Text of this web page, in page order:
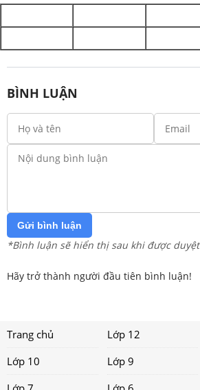
BÌNH LUẬN
Gửi bình luận
*Bình luận sẽ hiển thị sau khi được duyệt
Hãy trở thành người đầu tiên bình luận!
Trang chủ Lớp 12
Lớp 10
Lớp 9